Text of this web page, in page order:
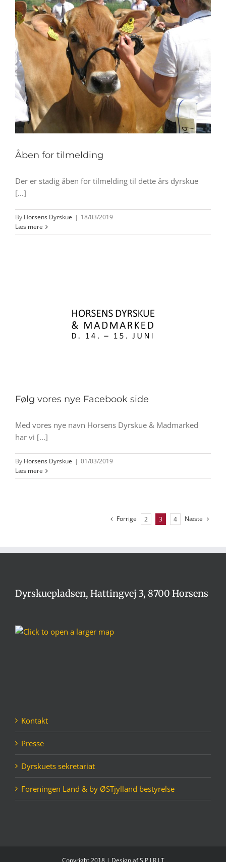
Åben for tilmelding
Der er stadig åben for tilmelding til dette års dyrskue
[...]
By Horsens Dyrskue | 18/03/2019
Læs mere
Følg vores nye Facebook side
Med vores nye navn Horsens Dyrskue & Madmarked
har vi [...]
By Horsens Dyrskue | 01/03/2019
Læs mere
Forrige 2 3 4 Næste
Dyrskuepladsen, Hattingvej 3, 8700 Horsens
Kontakt
Presse
Dyrskuets sekretariat
Foreningen Land & by ØSTjylland bestyrelse